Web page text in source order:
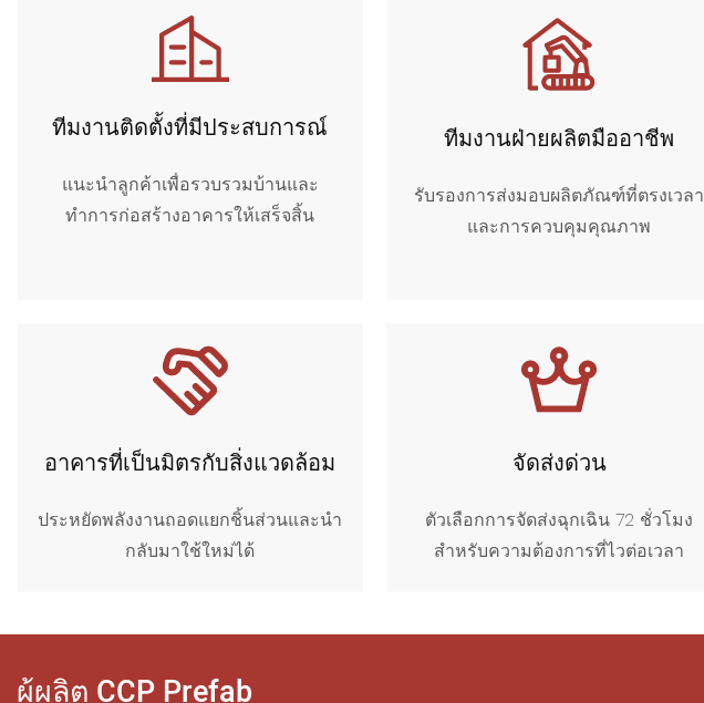
ทีมงานติดตั้งที่มีประสบการณ์
แนะนำลูกค้าเพื่อรวบรวมบ้านและ
ทำการก่อสร้างอาคารให้เสร็จสิ้น
ทีมงานฝ่ายผลิตมืออาชีพ
รับรองการส่งมอบผลิตภัณฑ์ที่ตรงเวลา
และการควบคุมคุณภาพ
อาคารที่เป็นมิตรกับสิ่งแวดล้อม
ประหยัดพลังงานถอดแยกชิ้นส่วนและนำ
กลับมาใช้ใหม่ได้
จัดส่งด่วน
ตัวเลือกการจัดส่งฉุกเฉิน 72 ชั่วโมง
สำหรับความต้องการที่ไวต่อเวลา
ผู้ผลิต CCP Prefab